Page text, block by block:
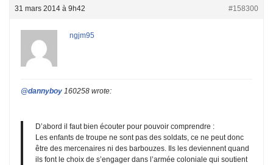
31 mars 2014 à 9h42 #158300
ngjm95
@dannyboy 160258 wrote:
D’abord il faut bien écouter pour pouvoir comprendre :
Les enfants de troupe ne sont pas des soldats, ce ne peut donc
être des mercenaires ni des barbouzes. Ils les deviennent quand
ils font le choix de s’engager dans l’armée coloniale qui soutient